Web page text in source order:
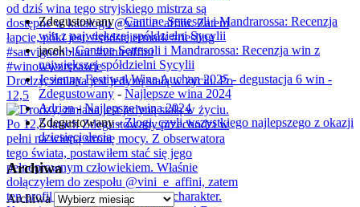
Drodzy, zmiana jest jedyną stałą w życiu. Po
12,5
Zdegustowany-Cantine Settesoli i Mandrarossa: Recenzja
win z największej spółdzielni Sycylii
jacek-Cantine Settesoli i Mandrarossa: Recenzja win z
największej spółdzielni Sycylii
Jesienny Festiwal Wina Auchan 2025 - degustacja 6 win -
Zdegustowany - Najlepsze wina 2024
Adrian-Najlepsze wina 2024
Zdegustowany-Złogi, czyli wszystkiego najlepszego z okazji
dziesięciolecia
Archiwa
Archiwa